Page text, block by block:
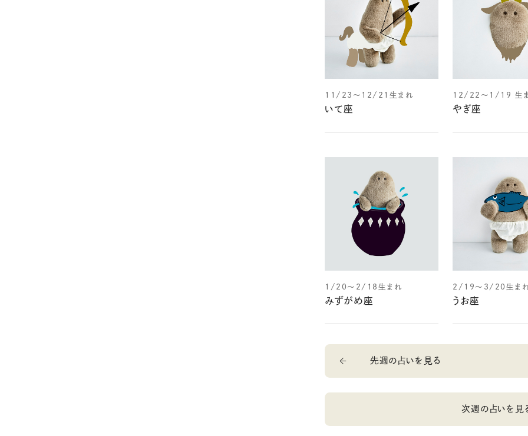
11/23～12/21生まれ
いて座
12/22～1/19 生
やぎ座
1/20～2/18生まれ
みずがめ座
2/19～3/20生ま
うお座
先週の占いを見る
次週の占いを見